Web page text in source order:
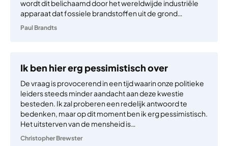
wordt dit belichaamd door het wereldwijde industriële
apparaat dat fossiele brandstoffen uit de grond…
Paul Brandts
Ik ben hier erg pessimistisch over
De vraag is provocerend in een tijd waarin onze politieke
leiders steeds minder aandacht aan deze kwestie
besteden. Ik zal proberen een redelijk antwoord te
bedenken, maar op dit moment ben ik erg pessimistisch.
Het uitsterven van de mensheid is…
Christopher Brewster